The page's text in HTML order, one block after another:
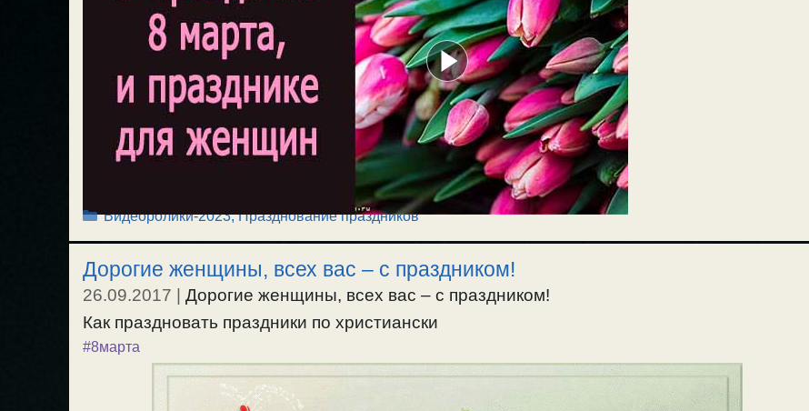
Рубрики
Видеоролики-2023,Празднование праздников
Дорогие женщины, всех вас – с праздником!
26.09.2017
Дорогие женщины, всех вас – с праздником!
Как праздновать праздники по христиански
#8марта